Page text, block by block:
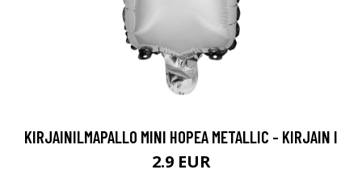
KIRJAINILMAPALLO MINI HOPEA METALLIC - KIRJAIN I
2.9 EUR